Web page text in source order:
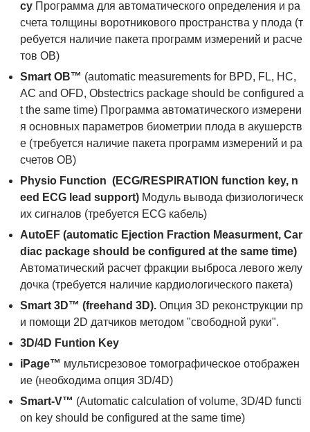
cyПрограмма для автоматического определения и ра
счета толщины воротникового пространства у плода (т
ребуется наличие пакета программ измерений и расче
тов OB)
Smart OB™ (automatic measurements for BPD, FL, HC,
AC and OFD, Obstectrics package should be configured a
t the same time) Программа автоматического измерени
я основных параметров биометрии плода в акушерств
е (требуется наличие пакета программ измерений и ра
счетов OB)
Physio Function (ECG/RESPIRATION function key, n
eed ECG lead support) Модуль вывода физиологическ
их сигналов (требуется ECG кабель)
AutoEF(automatic Ejection Fraction Measurment, Car
diac package should be configured at the same time)
Автоматический расчет фракции выброса левого желу
дочка (требуется наличие кардиологического пакета)
Smart 3D™ (freehand 3D). Опция 3D реконструкции пр
и помощи 2D датчиков методом "свободной руки".
3D/4D Funtion Key
iPage™ мультисрезовое томографическое отображен
ие (необходима опция 3D/4D)
Smart-V™ (Automatic calculation of volume, 3D/4D functi
on key should be configured at the same time)